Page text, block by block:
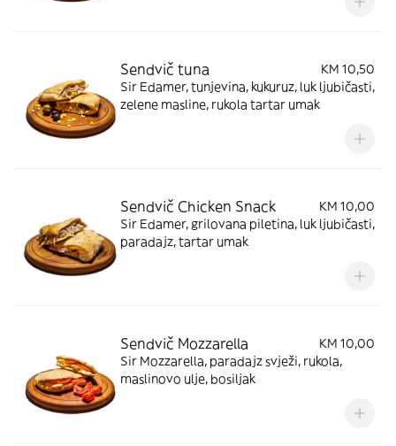
Sendvič tuna
KM 10,50
Sir Edamer, tunjevina, kukuruz, luk ljubičasti,
zelene masline, rukola tartar umak
Sendvič Chicken Snack
KM 10,00
Sir Edamer, grilovana piletina, luk ljubičasti,
paradajz, tartar umak
Sendvič Mozzarella
KM 10,00
Sir Mozzarella, paradajz svježi, rukola,
maslinovo ulje, bosiljak